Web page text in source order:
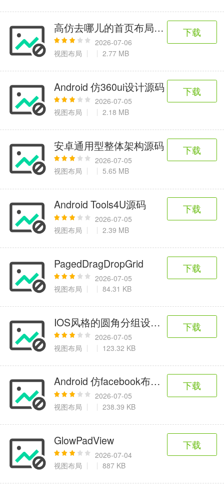
高仿去哪儿的首页布局界面
2026-07-06
视图布局
2.77 MB
下载
Android 仿360ui设计源码
2026-07-05
视图布局
2.18 MB
下载
安卓通用型整体架构源码
2026-07-05
视图布局
5.65 MB
下载
Android Tools4U源码
2026-07-05
视图布局
2.39 MB
下载
PagedDragDropGrid
2026-07-05
视图布局
84.31 KB
下载
IOS风格的圆角分组设置页面
2026-07-05
视图布局
123.32 KB
下载
Android 仿facebook布局效果
2026-07-05
视图布局
238.39 KB
下载
GlowPadView
2026-07-04
视图布局
887 KB
下载